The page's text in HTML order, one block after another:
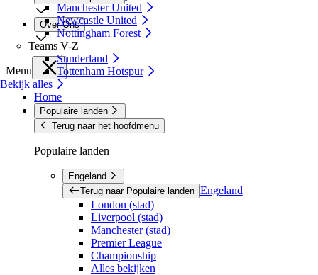
Manchester United
Newcastle United
Nottingham Forest
Teams V-Z
Sunderland
Tottenham Hotspur
Bekijk alles
Over Ons
Menu
Home
Populaire landen
Terug naar het hoofdmenu
Populaire landen
Engeland
Terug naar Populaire landen Engeland
London (stad)
Liverpool (stad)
Manchester (stad)
Premier League
Championship
Alles bekijken